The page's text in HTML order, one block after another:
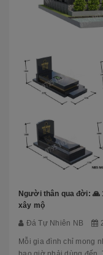
Người thân qua đời: 🙏
xây mộ
Đá Tự Nhiên NB
Mỗi gia đình chỉ mong